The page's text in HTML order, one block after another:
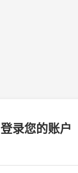
登录您的账户